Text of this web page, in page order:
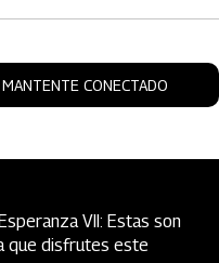
CONECTADO
VII: Estas son
que disfrutes este